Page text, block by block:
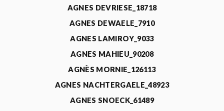
AGNES DEVRIESE_18718
AGNES DEWAELE_7910
AGNES LAMIROY_9033
AGNES MAHIEU_90208
AGNÈS MORNIE_126113
AGNES NACHTERGAELE_48923
AGNES SNOECK_61489